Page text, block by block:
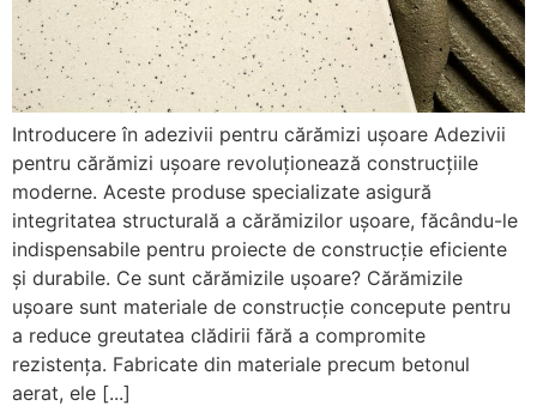
Introducere în adezivii pentru cărămizi ușoare Adezivii
pentru cărămizi ușoare revoluționează construcțiile
moderne. Aceste produse specializate asigură
integritatea structurală a cărămizilor ușoare, făcându-le
indispensabile pentru proiecte de construcție eficiente
și durabile. Ce sunt cărămizile ușoare? Cărămizile
ușoare sunt materiale de construcție concepute pentru
a reduce greutatea clădirii fără a compromite
rezistența. Fabricate din materiale precum betonul
aerat, ele [...]